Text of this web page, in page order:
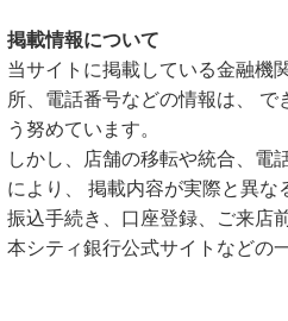
掲載情報について
当サイトに掲載している金融機
所、電話番号などの情報は、 で
う努めています。
しかし、店舗の移転や統合、電
により、 掲載内容が実際と異な
振込手続き、口座登録、ご来店
本シティ銀行公式サイトなどの